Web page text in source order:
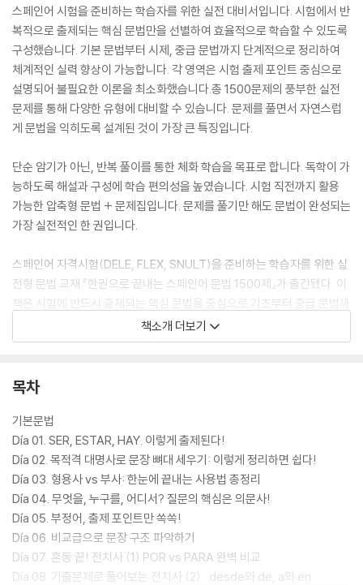
스페인어 시험을 준비하는 학습자를 위한 실전 대비서입니다. 시험에서 반
복적으로 출제되는 핵심 문법만을 선별하여 효율적으로 학습할 수 있도록
구성했습니다. 기본 문법부터 시제, 중급 문법까지 단계적으로 정리하여
체계적인 실력 향상이 가능합니다. 각 영역은 시험 출제 포인트 중심으로
설명되어 불필요한 이론을 최소화했습니다.총 1500문제의 풍부한 실전
문제를 통해 다양한 유형에 대비할 수 있습니다. 문제를 풀면서 자연스럽
게 문법을 익히도록 설계된 것이 가장 큰 특징입니다.
단순 암기가 아닌, 반복 풀이를 통한 체화 학습을 목표로 합니다. 독학이 가
능하도록 해설과 구성에 학습 편의성을 높였습니다. 시험 직전까지 활용
가능한 압축형 문법 + 문제집입니다. 문제를 풀기만 해도 문법이 완성되는
가장 실전적인 한 권입니다.
스페인어 자격시험(DELE, FLEX, SNULT)을 준비하는 학습자를 위한 실
전형 문법 교재 『한권으로 끝내는 스페인어 문법 1500제』가 출간됐다. 이
책은 시험에 반드시 출제되는 핵심 문법을 중심으로 기초부터 중급 문법까
지 단계적으로 구성된 문제 중심 학습서다. 기존 문법서들이 이론 설명에
집중하는 것과 달리, 실제 시험 출제 포인트를 반영한 문제 풀이를 통해 자
력을 높이고, 실전 감각을 효과적으로 강화할 수 있도록 돕는다. 특히 “문
제를 풀기만 해도 문법이 완성된다”는 학습 원리를 기반으로 반복 학습과
실전 적용 능력을 동시에 기를 수 있도록 구성하였다.
또한 불필요한 이론을 최소화하고 시험에 바로 적용 가능한 핵심 내용만을
선별해 학습 효율을 극대화했다. 단기간에 문법을 정리하고자 하는 수험생
이나, 문법 지식을 실제 문제에 적용하는 데 어려움을 느끼는 학습자에게
효과적인 교재로 평가된다.
책소개 더보기
목차
기본문법
Día 01. SER, ESTAR, HAY. 이렇게 출제된다!
Día 02. 목적격 대명사로 문장 뼈대 세우기: 이렇게 정리하면 쉽다!
Día 03. 형용사 vs 부사: 한눈에 끝내는 사용법 총정리
Día 04. 무엇을, 누구를, 어디서? 질문의 핵심은 의문사!
Día 05. 부정어, 출제 포인트만 쏙쏙!
Día 06. 비교급으로 문장 구조 파악하기
Día 07. 혼동 끝! 전치사 (1) POR vs PARA 완벽 비교
Día 08. 기출문제로 풀어보는 전치사 (2) : desde와 de, a와 en